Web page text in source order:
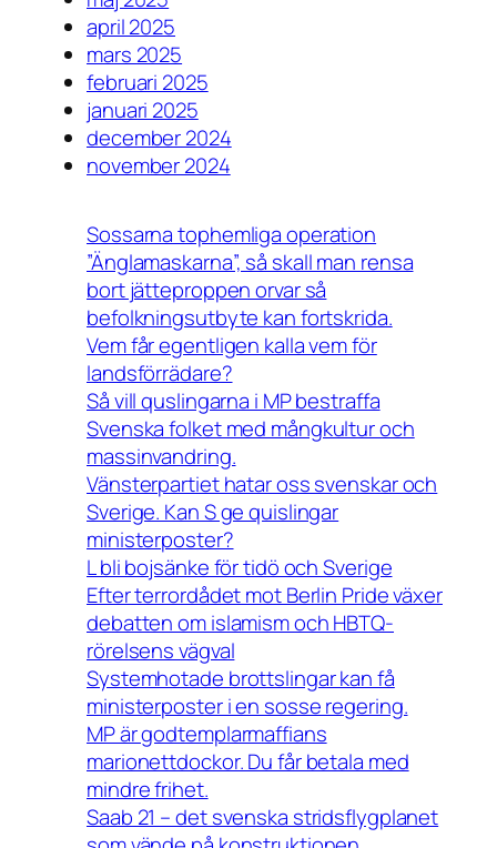
april 2025
mars 2025
februari 2025
januari 2025
december 2024
november 2024
Sossarna tophemliga operation
”Änglamaskarna”, så skall man rensa
bort jätteproppen orvar så
befolkningsutbyte kan fortskrida.
Vem får egentligen kalla vem för
landsförrädare?
Så vill quslingarna i MP bestraffa
Svenska folket med mångkultur och
massinvandring.
Vänsterpartiet hatar oss svenskar och
Sverige. Kan S ge quislingar
ministerposter?
L bli bojsänke för tidö och Sverige
Efter terrordådet mot Berlin Pride växer
debatten om islamism och HBTQ-
rörelsens vägval
Systemhotade brottslingar kan få
ministerposter i en sosse regering.
MP är godtemplarmaffians
marionettdockor. Du får betala med
mindre frihet.
Saab 21 – det svenska stridsflygplanet